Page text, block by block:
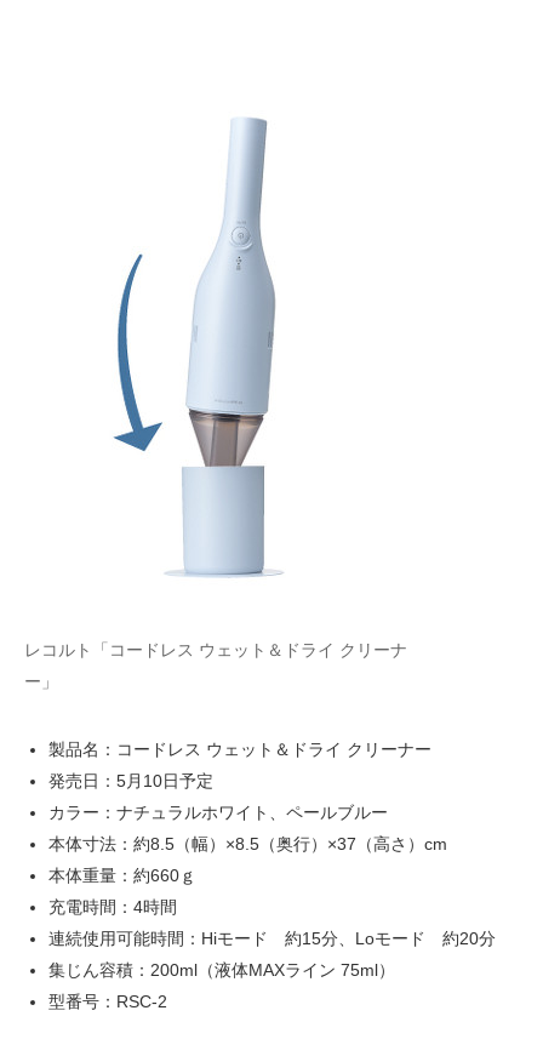
レコルト「コードレス ウェット＆ドライ クリーナ
ー」
製品名：コードレス ウェット＆ドライ クリーナー
発売日：5月10日予定
カラー：ナチュラルホワイト、ペールブルー
本体寸法：約8.5（幅）×8.5（奥行）×37（高さ）cm
本体重量：約660ｇ
充電時間：4時間
連続使用可能時間：Hiモード 約15分、Loモード 約20分
集じん容積：200ml（液体MAXライン 75ml）
型番号：RSC-2